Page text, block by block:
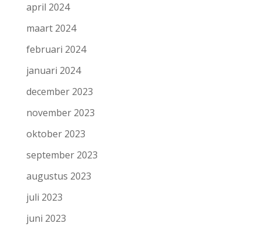
april 2024
maart 2024
februari 2024
januari 2024
december 2023
november 2023
oktober 2023
september 2023
augustus 2023
juli 2023
juni 2023